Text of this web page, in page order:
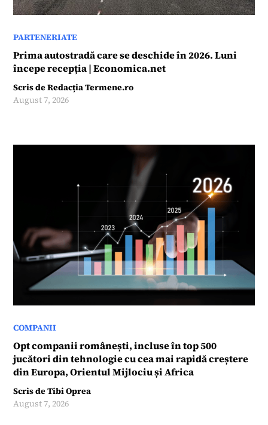
PARTENERIATE
Prima autostradă care se deschide în 2026. Luni
începe recepția | Economica.net
Scris deRedacția Termene.ro
August 7, 2026
COMPANII
Opt companii românești, incluse în top 500
jucători din tehnologie cu cea mai rapidă creștere
din Europa, Orientul Mijlociu și Africa
Scris deTibi Oprea
August 7, 2026